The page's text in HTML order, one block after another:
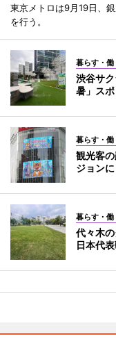
東京メトロは9月19日、
を行う。
暮らす・働
渋谷サ
暑」スポ
暮らす・働
観光客
ジョン
暮らす・働
代々木
日本代